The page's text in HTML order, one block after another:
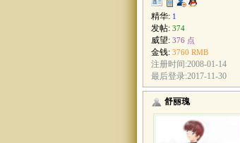
精华: 1
发帖: 374
威望: 376 点
金钱: 3760 RMB
注册时间:2008-01-14
最后登录:2017-11-30
舒丽瑰